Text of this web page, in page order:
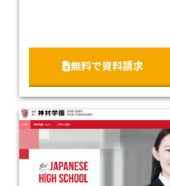
無料で資料請求